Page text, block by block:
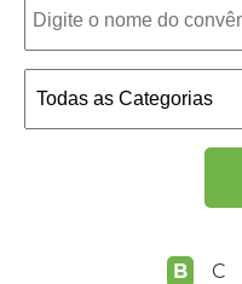
B C